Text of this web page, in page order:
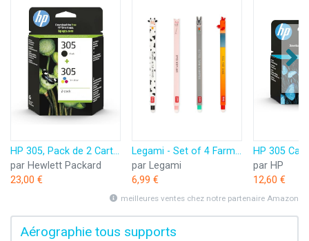
HP 305, Pack de 2 Cartouches d’Encre Originales, 6ZD17AE, Noir, Cyan, Jaune, Magenta
par Hewlett Packard
23,00 €
Legami - Set of 4 Farm Sweet Farm Erasable Gel Pens, Stylos à encre thermosensible effaçable, noir, rose, vert, rouge, efface sans consommer de feuille, pointe 0,7 mm
par Legami
6,99 €
par HP
12,60 €
meilleures ventes chez notre partenaire Amazon
Aérographie tous supports